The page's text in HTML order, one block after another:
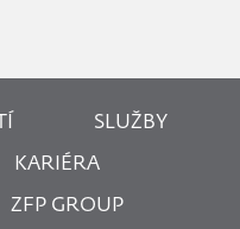
SLUŽBY
KARIÉRA
ZFP GROUP